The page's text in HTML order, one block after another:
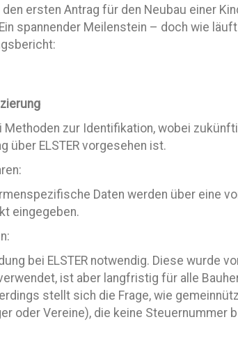
den ersten Antrag für den Neubau einer
spannender Meilenstein – doch wie
Methoden zur Identifikation, wobei
über ELSTER vorgesehen ist.
Daten werden über eine
eingegeben.
bei ELSTER notwendig. Diese wurde
ist aber langfristig für alle
stellt sich die Frage, wie
oder Vereine), die keine Steuer­nummer